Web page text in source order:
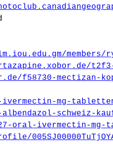
f58730-mectizan-
mg-
schweiz-
oral-ivermectin-mg-